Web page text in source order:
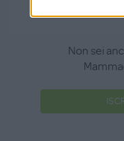
Non sei